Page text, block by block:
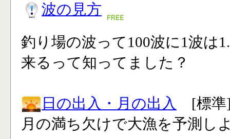
波の見方
釣り場の波って100波に1波は
来るって知ってました？
日の出入・月の出入
[標準
月の満ち欠けで大漁を予測し